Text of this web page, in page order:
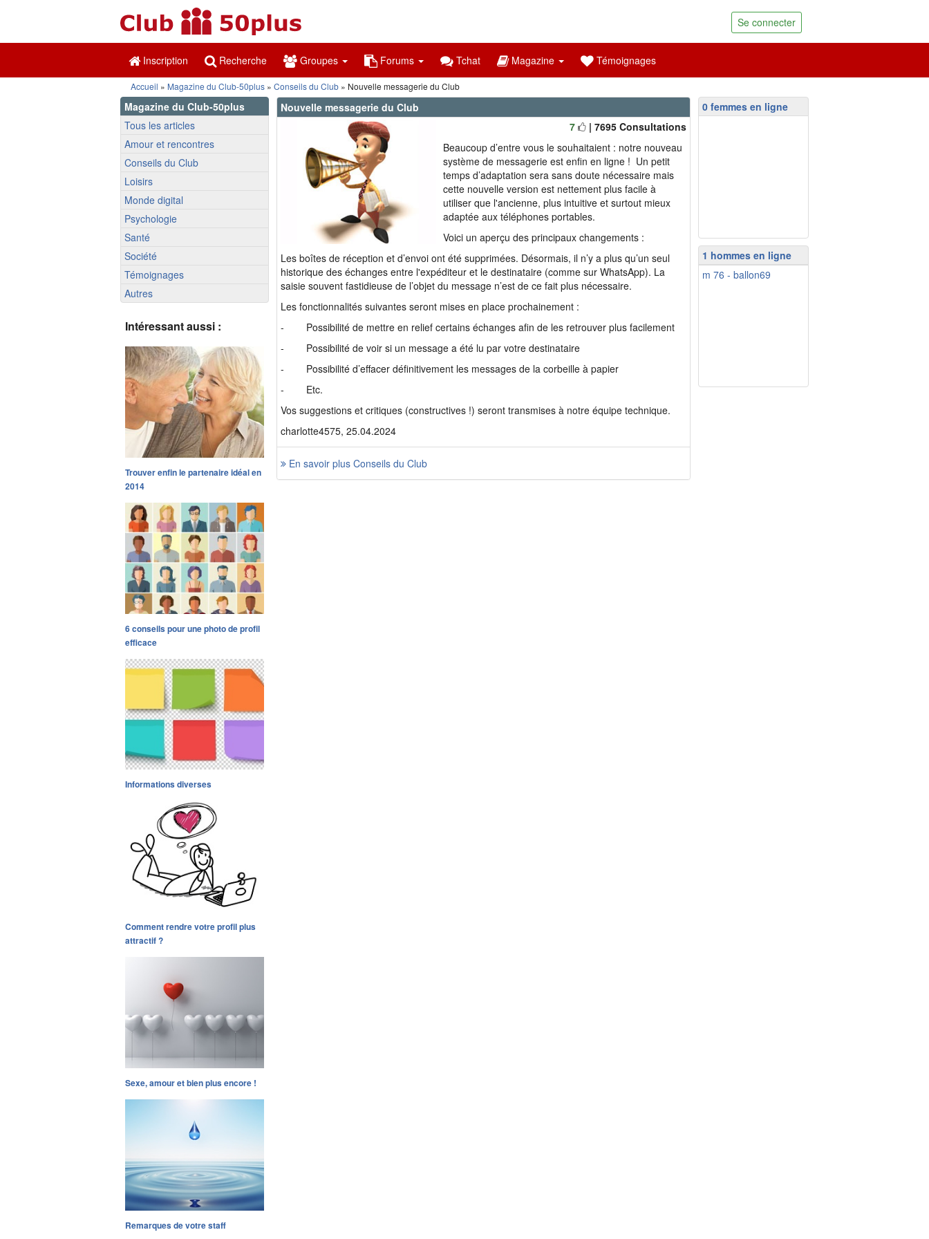
Se connecter
Inscription Recherche Groupes Forums Tchat Magazine Témoignages
Accueil » Magazine du Club-50plus » Conseils du Club » Nouvelle messagerie du Club
Magazine du Club-50plus
Tous les articles
Amour et rencontres
Conseils du Club
Loisirs
Monde digital
Psychologie
Santé
Société
Témoignages
Autres
Intéressant aussi :
Trouver enfin le partenaire idéal en
2014
6 conseils pour une photo de profil
efficace
Informations diverses
Comment rendre votre profil plus
attractif ?
Sexe, amour et bien plus encore !
Remarques de votre staff
Nouvelle messagerie du Club
7
| 7695 Consultations
Beaucoup d’entre vous le souhaitaient : notre nouveau
système de messagerie est enfin en ligne ! Un petit
temps d’adaptation sera sans doute nécessaire mais
cette nouvelle version est nettement plus facile à
utiliser que l'ancienne, plus intuitive et surtout mieux
adaptée aux téléphones portables.
Voici un aperçu des principaux changements :
Les boîtes de réception et d’envoi ont été supprimées. Désormais, il n’y a plus qu’un seul
historique des échanges entre l'expéditeur et le destinataire (comme sur WhatsApp). La
saisie souvent fastidieuse de l’objet du message n’est de ce fait plus nécessaire.
Les fonctionnalités suivantes seront mises en place prochainement :
- Possibilité de mettre en relief certains échanges afin de les retrouver plus facilement
- Possibilité de voir si un message a été lu par votre destinataire
- Possibilité d’effacer définitivement les messages de la corbeille à papier
- Etc.
Vos suggestions et critiques (constructives !) seront transmises à notre équipe technique.
charlotte4575, 25.04.2024
En savoir plus Conseils du Club
0 femmes en ligne
1 hommes en ligne
m 76 - ballon69